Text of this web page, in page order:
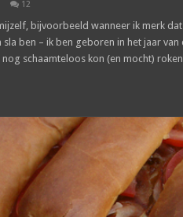
12
bijvoorbeeld wanneer ik merk
sla ben – ik ben geboren in het jaar
schaamteloos kon (en mocht)